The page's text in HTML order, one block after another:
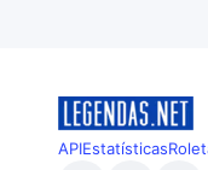
APIEstatísticas